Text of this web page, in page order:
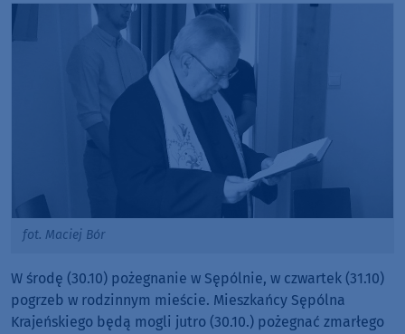
fot. Maciej Bór
W środę (30.10) pożegnanie w Sępólnie, w czwartek (31.10)
pogrzeb w rodzinnym mieście. Mieszkańcy Sępólna
Krajeńskiego będą mogli jutro (30.10.) pożegnać zmarłego